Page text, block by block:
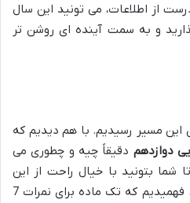
از اطلاعات، می تونید این سال
و به سمت آینده ای روشن تر
این مسیر رسیدیم. با هم دیدیم که
دوازدهم دقیقاً چیه و چطوری می
شما بتونید با خیال راحت از این
مرحله مهم تحصیلی عبور کنید. فهمیدیم که تک ماده برای نمرات 7